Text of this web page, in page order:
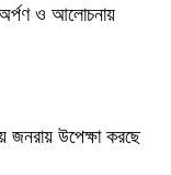
অর্পণ ও আলোচনায়
উপেক্ষা করছে